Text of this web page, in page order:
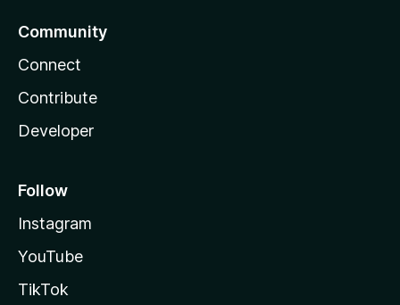
Community
Connect
Contribute
Developer
Follow
Instagram
YouTube
TikTok